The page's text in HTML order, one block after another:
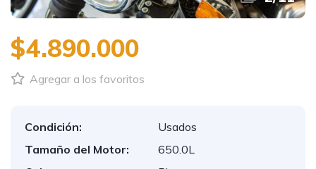
$4.890.000
Agregar a los favoritos
Condición:
Usados
Tamaño del Motor:
650.0L